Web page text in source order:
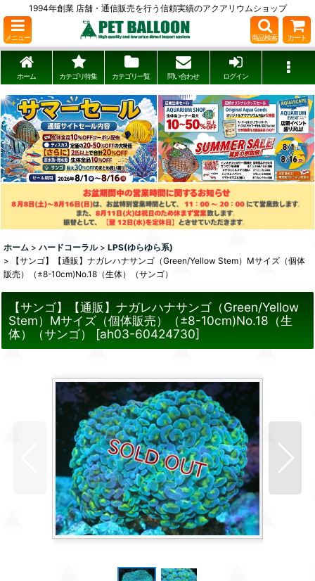
1994年創業 店舗・通信販売を行う信頼実績のアクアリウムショップ
メニュー 商品検索 カート
ホーム カテゴリ特集 カテゴリ一覧 問い合わせ ログイン
ホーム > ハードコーラル > LPS(ゆらゆら系)
>
【サンゴ】【通販】ナガレハナサンゴ（Green/Yellow Stem）Mサイズ（個体
販売）（±8-10cm)No.18（生体）（サンゴ）
【サンゴ】【通販】ナガレハナサンゴ（Green/Yellow
Stem）Mサイズ（個体販売）（±8-10cm)No.18（生
体）（サンゴ）
[ah03-60424730]